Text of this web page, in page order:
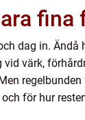
än bara
dag in.
värk,
för hur